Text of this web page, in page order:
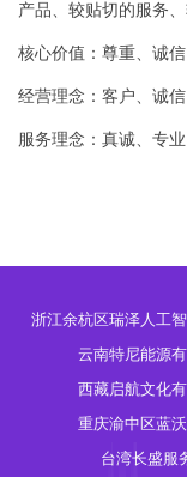
产品、较贴切的服务
核心价值：尊重、诚
经营理念：客户、诚
服务理念：真诚、专
浙江余杭区瑞泽人工
云南特尼能源
西藏启航文化
重庆渝中区蓝
台湾长盛服